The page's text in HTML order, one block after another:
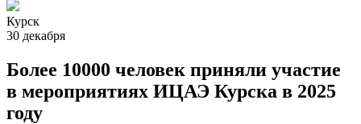
Курск
30 декабря
Более 10000 человек приняли участие
в мероприятиях ИЦАЭ Курска в 2025
году